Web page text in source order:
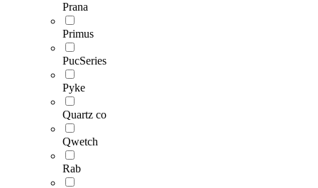
Prana
Primus
PucSeries
Pyke
Quartz co
Qwetch
Rab